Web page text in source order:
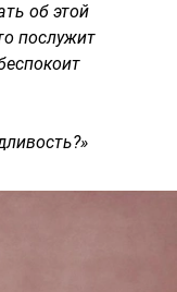
об этой
послужит